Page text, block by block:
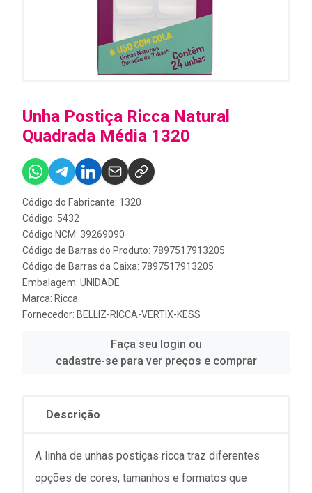
Unha Postiça Ricca Natural
Quadrada Média 1320
Código do Fabricante: 1320
Código: 5432
Código NCM: 39269090
Código de Barras do Produto: 7897517913205
Código de Barras da Caixa: 7897517913205
Embalagem: UNIDADE
Marca: Ricca
Fornecedor: BELLIZ-RICCA-VERTIX-KESS
Faça seu login ou
cadastre-se para ver preços e comprar
Descrição
A linha de unhas postiças ricca traz diferentes
opções de cores, tamanhos e formatos que